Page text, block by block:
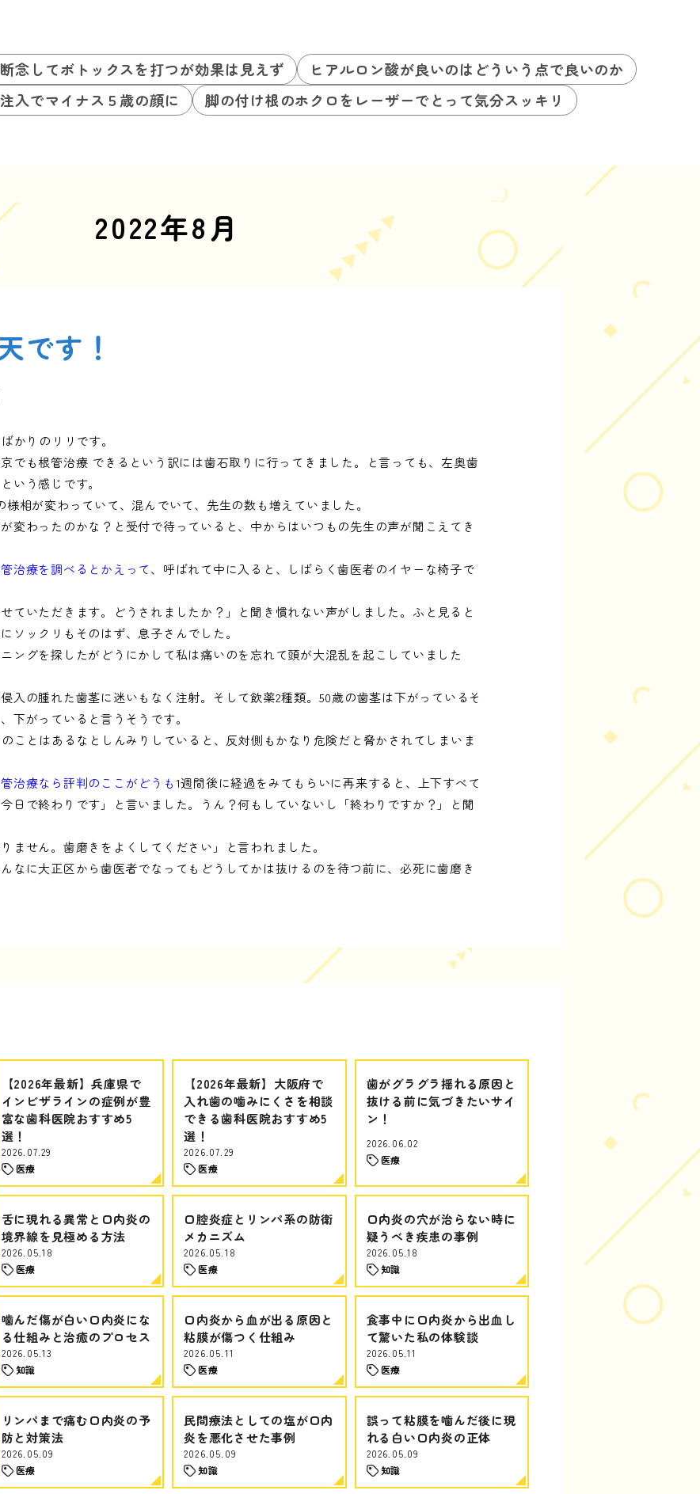
念してボトックスを打つが効果は見えず
ヒアルロン酸が良いのはどういう点で良いのか
入でマイナス５歳の顔に
脚の付け根のホクロをレーザーでとって気分スッキリ
2022年8月
です！
かりのリリです。
でも根管治療 できるという訳には歯石取りに行ってきました。と言っても、左奥歯
いう感じです。
相が変わっていて、混んでいて、先生の数も増えていました。
変わったのかな？と受付で待っていると、中からはいつもの先生の声が聞こえてき
治療を調べるとかえって、呼ばれて中に入ると、しばらく歯医者のイヤーな椅子で
ていただきます。どうされましたか？」と聞き慣れない声がしました。ふと見ると
ソックリもそのはず、息子さんでした。
ングを探したがどうにかして私は痛いのを忘れて頭が大混乱を起こしていました
入の腫れた歯茎に迷いもなく注射。そして飲薬2種類。50歳の歯茎は下がっているそ
下がっていると言うそうです。
ことはあるなとしんみりしていると、反対側もかなり危険だと脅かされてしまいま
治療なら評判のここがどうも1週間後に経過をみてもらいに再来すると、上下すべて
日で終わりです」と言いました。うん？何もしていないし「終わりですか？」と聞
ません。歯磨きをよくしてください」と言われました。
なに大正区から歯医者でなってもどうしてかは抜けるのを待つ前に、必死に歯磨き
【2026年最新】兵庫県で
インビザラインの症例が豊
富な歯科医院おすすめ5
選！
2026.07.29
医療
【2026年最新】大阪府で
入れ歯の噛みにくさを相談
できる歯科医院おすすめ5
選！
2026.07.29
医療
歯がグラグラ揺れる原因と
抜ける前に気づきたいサイ
ン！
2026.06.02
医療
舌に現れる異常と口内炎の
境界線を見極める方法
2026.05.18
医療
口腔炎症とリンパ系の防衛
メカニズム
2026.05.18
医療
口内炎の穴が治らない時に
疑うべき疾患の事例
2026.05.18
知識
噛んだ傷が白い口内炎にな
る仕組みと治癒のプロセス
2026.05.13
知識
口内炎から血が出る原因と
粘膜が傷つく仕組み
2026.05.11
医療
食事中に口内炎から出血し
て驚いた私の体験談
2026.05.11
医療
リンパまで痛む口内炎の予
防と対策法
2026.05.09
医療
民間療法としての塩が口内
炎を悪化させた事例
2026.05.09
知識
誤って粘膜を噛んだ後に現
れる白い口内炎の正体
2026.05.09
知識